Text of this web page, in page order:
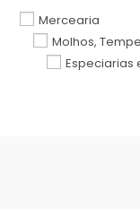
Mercearia
Molhos,
Especiarias